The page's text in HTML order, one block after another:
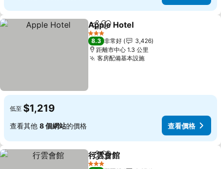
分享 加入我的最愛
Apple Hotel
3 星級
8.3 非常好
3,426
距離市中心 1.3 公里
客房配備基本設施
低至 $1,219
查看其他 8 個網站的價格 查看價格
分享 加入我的最愛
行雲會館
3 星級